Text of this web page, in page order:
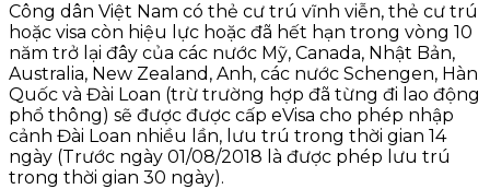
Công dân Việt Nam có thẻ cư trú vĩnh viễn, thẻ cư trú
hoặc visa còn hiệu lực hoặc đã hết hạn trong vòng 10
năm trở lại đây của các nước Mỹ, Canada, Nhật Bản,
Australia, New Zealand, Anh, các nước Schengen, Hàn
Quốc và Đài Loan (trừ trường hợp đã từng đi lao động
phổ thông) sẽ được được cấp eVisa cho phép nhập
cảnh Đài Loan nhiều lần, lưu trú trong thời gian 14
ngày (Trước ngày 01/08/2018 là được phép lưu trú
trong thời gian 30 ngày).